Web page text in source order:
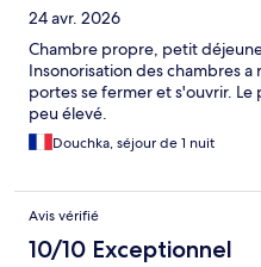
24 avr. 2026
Chambre propre, petit
Insonorisation des chambres
portes se fermer et s'ouvrir.
peu élevé.
Douchka, séjour de 1 nuit
Avis vérifié
10/10 Exceptionnel